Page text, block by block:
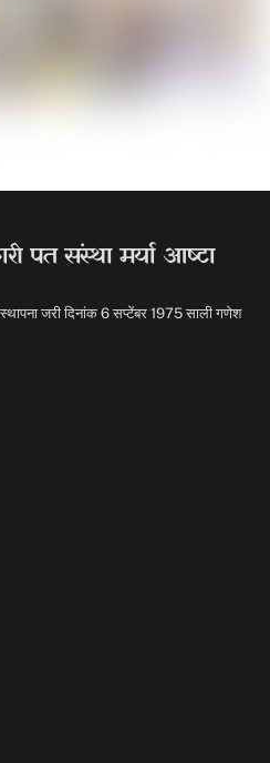
पत संस्था मर्या आष्टा
जरी दिनांक 6 सप्टेंबर 1975 साली गणेश